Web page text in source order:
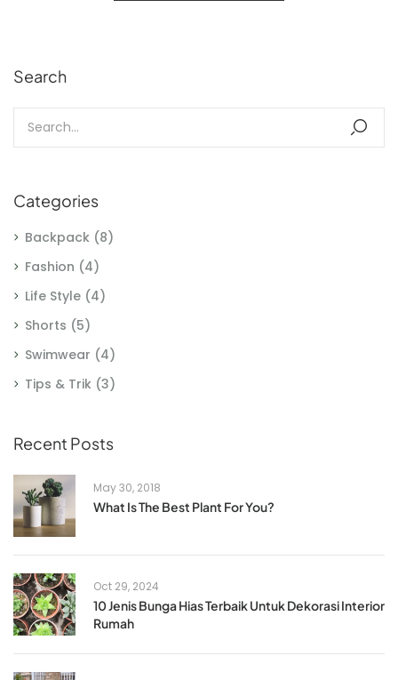
Search
Categories
Backpack (8)
Fashion (4)
Life Style (4)
Shorts (5)
Swimwear (4)
Tips & Trik (3)
Recent Posts
May 30, 2018
What Is The Best Plant For You?
Oct 29, 2024
10 Jenis Bunga Hias Terbaik Untuk Dekorasi Interior
Rumah